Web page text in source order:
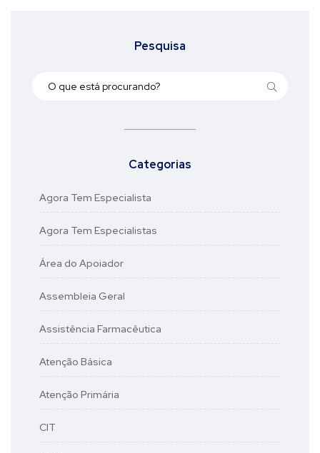
Pesquisa
Categorias
Agora Tem Especialista
Agora Tem Especialistas
Área do Apoiador
Assembleia Geral
Assistência Farmacêutica
Atenção Básica
Atenção Primária
CIT